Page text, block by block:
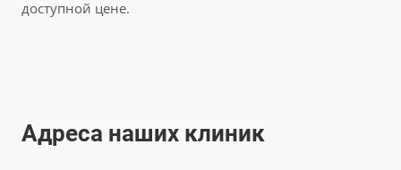
доступной цене.
Адреса наших клиник